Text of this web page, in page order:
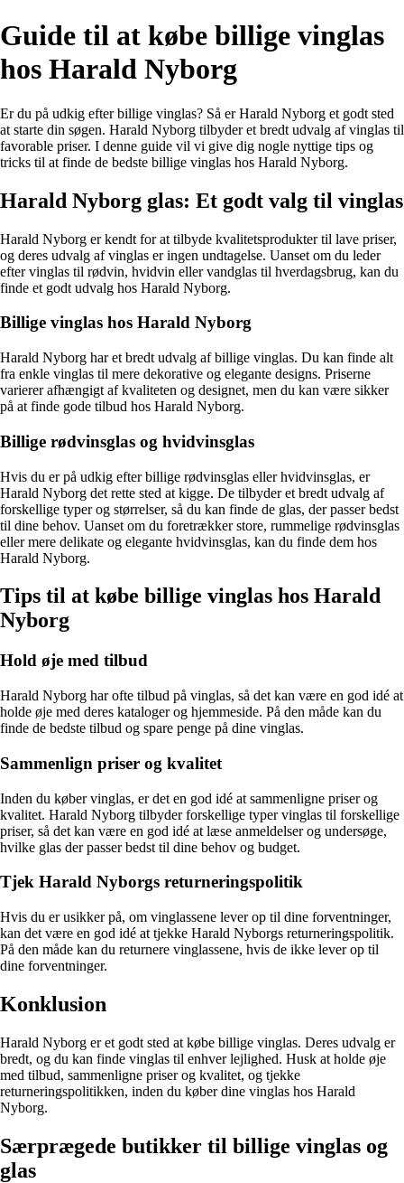
Guide til at købe billige vinglas
hos Harald Nyborg
Er du på udkig efter billige vinglas? Så er Harald Nyborg et godt sted
at starte din søgen. Harald Nyborg tilbyder et bredt udvalg af vinglas til
favorable priser. I denne guide vil vi give dig nogle nyttige tips og
tricks til at finde de bedste billige vinglas hos Harald Nyborg.
Harald Nyborg glas: Et godt valg til vinglas
Harald Nyborg er kendt for at tilbyde kvalitetsprodukter til lave priser,
og deres udvalg af vinglas er ingen undtagelse. Uanset om du leder
efter vinglas til rødvin, hvidvin eller vandglas til hverdagsbrug, kan du
finde et godt udvalg hos Harald Nyborg.
Billige vinglas hos Harald Nyborg
Harald Nyborg har et bredt udvalg af billige vinglas. Du kan finde alt
fra enkle vinglas til mere dekorative og elegante designs. Priserne
varierer afhængigt af kvaliteten og designet, men du kan være sikker
på at finde gode tilbud hos Harald Nyborg.
Billige rødvinsglas og hvidvinsglas
Hvis du er på udkig efter billige rødvinsglas eller hvidvinsglas, er
Harald Nyborg det rette sted at kigge. De tilbyder et bredt udvalg af
forskellige typer og størrelser, så du kan finde de glas, der passer bedst
til dine behov. Uanset om du foretrækker store, rummelige rødvinsglas
eller mere delikate og elegante hvidvinsglas, kan du finde dem hos
Harald Nyborg.
Tips til at købe billige vinglas hos Harald
Nyborg
Hold øje med tilbud
Harald Nyborg har ofte tilbud på vinglas, så det kan være en god idé at
holde øje med deres kataloger og hjemmeside. På den måde kan du
finde de bedste tilbud og spare penge på dine vinglas.
Sammenlign priser og kvalitet
Inden du køber vinglas, er det en god idé at sammenligne priser og
kvalitet. Harald Nyborg tilbyder forskellige typer vinglas til forskellige
priser, så det kan være en god idé at læse anmeldelser og undersøge,
hvilke glas der passer bedst til dine behov og budget.
Tjek Harald Nyborgs returneringspolitik
Hvis du er usikker på, om vinglassene lever op til dine forventninger,
kan det være en god idé at tjekke Harald Nyborgs returneringspolitik.
På den måde kan du returnere vinglassene, hvis de ikke lever op til
dine forventninger.
Konklusion
Harald Nyborg er et godt sted at købe billige vinglas. Deres udvalg er
bredt, og du kan finde vinglas til enhver lejlighed. Husk at holde øje
med tilbud, sammenligne priser og kvalitet, og tjekke
returneringspolitikken, inden du køber dine vinglas hos Harald
Nyborg.
Særprægede butikker til billige vinglas og
glas